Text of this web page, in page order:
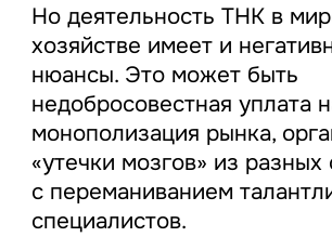
Но деятельность ТНК в
хозяйстве имеет и
нюансы. Это может быть
недобросовестная уплата
монополизация рынка,
«утечки мозгов» из
с переманиванием
специалистов.